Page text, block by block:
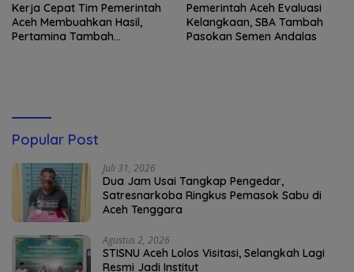
Kerja Cepat Tim Pemerintah
Aceh Membuahkan Hasil,
Pertamina Tambah
Pemerintah Aceh Evaluasi
Kelangkaan, SBA Tambah
Pasokan Semen Andalas
Popular Post
Juli 31, 2026
Dua Jam Usai Tangkap Pengedar,
Satresnarkoba Ringkus Pemasok Sabu di
Aceh Tenggara
Agustus 2, 2026
STISNU Aceh Lolos Visitasi, Selangkah Lagi
Resmi Jadi Institut